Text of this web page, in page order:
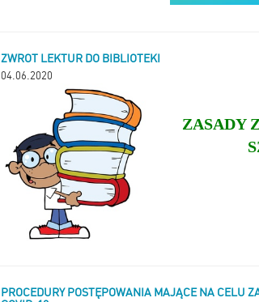
ZWROT LEKTUR DO BIBLIOTEKI
04.06.2020
ZASADY
PROCEDURY POSTĘPOWANIA MAJĄCE NA CELU